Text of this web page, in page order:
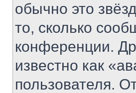
обычно это
то, сколько
конференции.
известно как
пользователя.